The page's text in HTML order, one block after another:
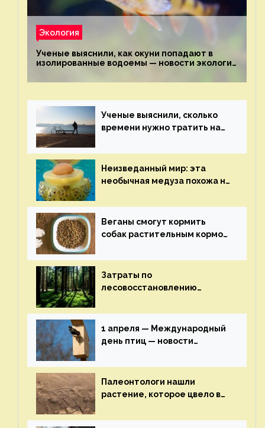
Экология
Ученые выяснили, как окуни попадают в
изолированные водоемы — новости экологии
Ученые выяснили, сколько
времени нужно тратить на
здоровья — новости экологии
на ECOportal
Неизведанный мир: эта
необычная медуза похожа на
экологии на ECOportal
Веганы смогут кормить
собак растительным кормом
здоровье — новости
экологии на ECOportal
Затраты по
лесовосстановлению
строительства — новости
экологии на ECOportal
1 апреля — Международный
день птиц — новости
Палеонтологи нашли
растение, которое цвело в
экологии на ECOportal